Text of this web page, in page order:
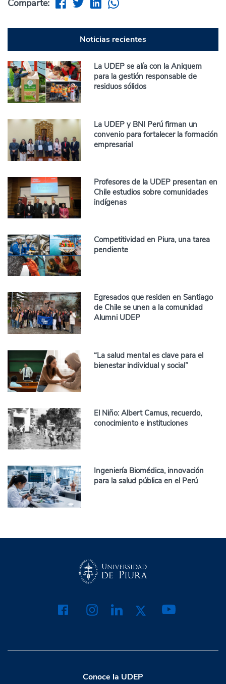
Comparte:
Noticias recientes
La UDEP se alía con la Aniquem
para la gestión responsable de
residuos sólidos
La UDEP y BNI Perú firman un
convenio para fortalecer la formación
empresarial
Profesores de la UDEP presentan en
Chile estudios sobre comunidades
indígenas
Competitividad en Piura, una tarea
pendiente
Egresados que residen en Santiago
de Chile se unen a la comunidad
Alumni UDEP
“La salud mental es clave para el
bienestar individual y social”
El Niño: Albert Camus, recuerdo,
conocimiento e instituciones
Ingeniería Biomédica, innovación
para la salud pública en el Perú
Conoce la UDEP